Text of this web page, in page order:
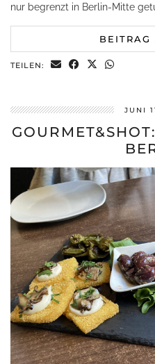
nur begrenzt in Berlin-Mitte
BEITRAG
TEILEN:
JUNI